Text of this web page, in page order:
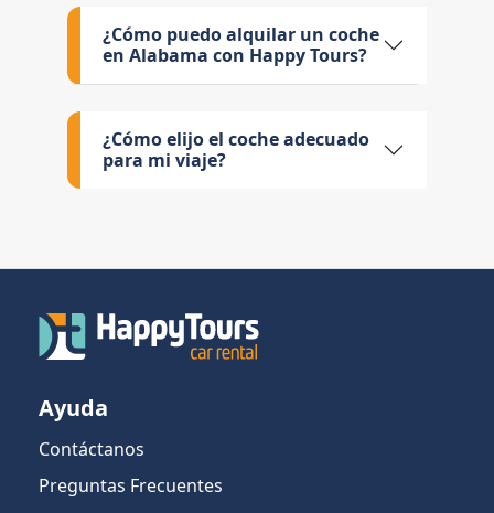
¿Cómo puedo alquilar un coche
en Alabama con Happy Tours?
¿Cómo elijo el coche adecuado
para mi viaje?
Ayuda
Contáctanos
Preguntas Frecuentes